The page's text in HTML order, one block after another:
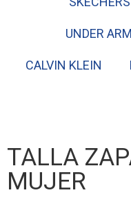
UNDER
CALVIN KLEIN
TALLA
MUJER